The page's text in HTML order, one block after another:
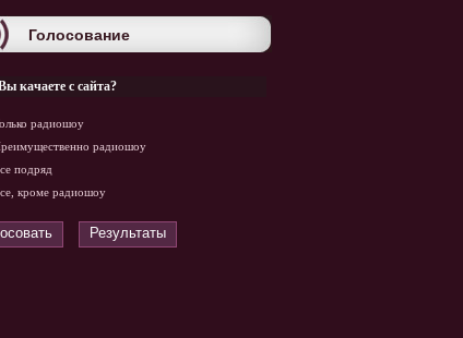
Голосование
качаете с сайта?
радиошоу
радиошоу
подряд
кроме радиошоу
Результаты